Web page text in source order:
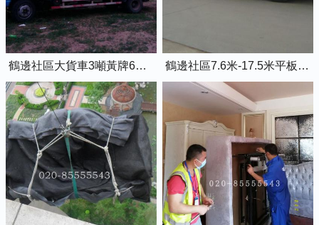
鶴邊社區大貨車3噸黃牌6米8的廂式貨車 鶴邊社區7.6米-17.5米平板貨車出租